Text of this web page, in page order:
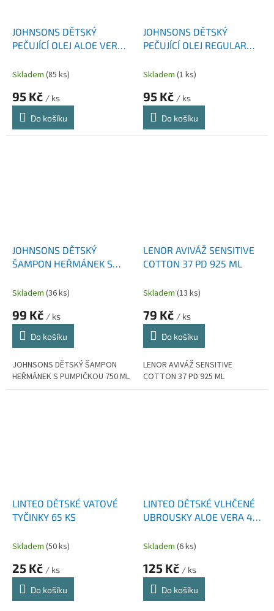
JOHNSONS DĚTSKÝ
PEČUJÍCÍ OLEJ ALOE VERA
Skladem (85 ks)
95 Kč / ks
Do košíku
JOHNSONS DĚTSKÝ
PEČUJÍCÍ OLEJ REGULAR
Skladem (1 ks)
95 Kč / ks
Do košíku
JOHNSONS DĚTSKÝ
ŠAMPON HEŘMÁNEK S
Skladem (36 ks)
99 Kč / ks
Do košíku
JOHNSONS DĚTSKÝ ŠAMPON
HEŘMÁNEK S PUMPIČKOU 750 ML
LENOR AVIVÁŽ SENSITIVE
COTTON 37 PD 925 ML
Skladem (13 ks)
79 Kč / ks
Do košíku
LENOR AVIVÁŽ SENSITIVE
COTTON 37 PD 925 ML
LINTEO DĚTSKÉ VATOVÉ
TYČINKY 65 KS
Skladem (50 ks)
25 Kč / ks
Do košíku
LINTEO DĚTSKÉ VLHČENÉ
UBROUSKY ALOE VERA 4 X
Skladem (6 ks)
125 Kč / ks
Do košíku